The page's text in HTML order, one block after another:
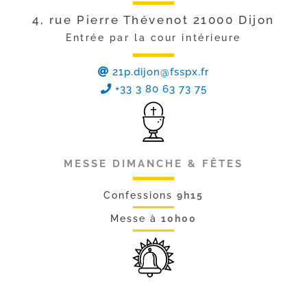
4, rue Pierre Thévenot 21000 Dijon
Entrée par la cour intérieure
21p.dijon@fsspx.fr
+33 3 80 63 73 75
MESSE DIMANCHE & FÊTES
Confessions9h15
Messe à10h00